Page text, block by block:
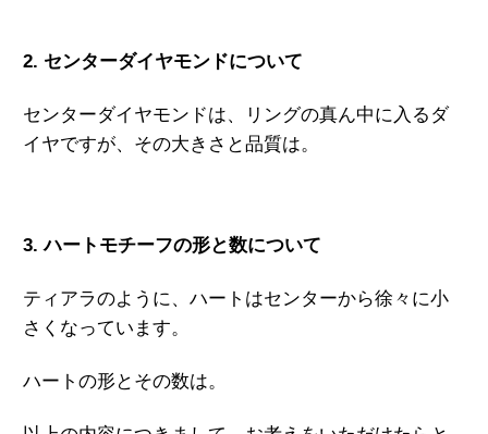
2. センターダイヤモンドについて
センターダイヤモンドは、リングの真ん中に入るダ
イヤですが、その大きさと品質は。
3. ハートモチーフの形と数について
ティアラのように、ハートはセンターから徐々に小
さくなっています。
ハートの形とその数は。